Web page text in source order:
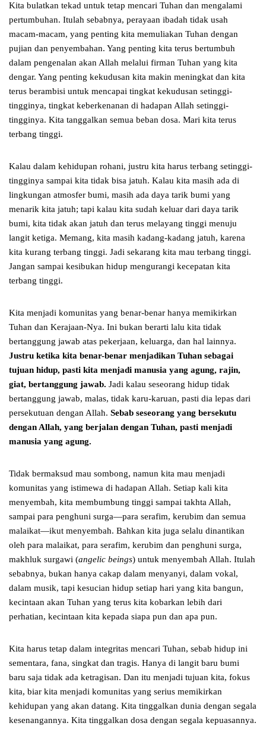
Kita bulatkan tekad untuk tetap mencari Tuhan dan mengalami
pertumbuhan. Itulah sebabnya, perayaan ibadah tidak usah
macam-macam, yang penting kita memuliakan Tuhan dengan
pujian dan penyembahan. Yang penting kita terus bertumbuh
dalam pengenalan akan Allah melalui firman Tuhan yang kita
dengar. Yang penting kekudusan kita makin meningkat dan kita
terus berambisi untuk mencapai tingkat kekudusan setinggi-
tingginya, tingkat keberkenanan di hadapan Allah setinggi-
tingginya. Kita tanggalkan semua beban dosa. Mari kita terus
terbang tinggi.
Kalau dalam kehidupan rohani, justru kita harus terbang setinggi-
tingginya sampai kita tidak bisa jatuh. Kalau kita masih ada di
lingkungan atmosfer bumi, masih ada daya tarik bumi yang
menarik kita jatuh; tapi kalau kita sudah keluar dari daya tarik
bumi, kita tidak akan jatuh dan terus melayang tinggi menuju
langit ketiga. Memang, kita masih kadang-kadang jatuh, karena
kita kurang terbang tinggi. Jadi sekarang kita mau terbang tinggi.
Jangan sampai kesibukan hidup mengurangi kecepatan kita
terbang tinggi.
Kita menjadi komunitas yang benar-benar hanya memikirkan
Tuhan dan Kerajaan-Nya. Ini bukan berarti lalu kita tidak
bertanggung jawab atas pekerjaan, keluarga, dan hal lainnya.
Justru ketika kita benar-benar menjadikan Tuhan sebagai
tujuan hidup, pasti kita menjadi manusia yang agung, rajin,
giat, bertanggung jawab. Jadi kalau seseorang hidup tidak
bertanggung jawab, malas, tidak karu-karuan, pasti dia lepas dari
persekutuan dengan Allah. Sebab seseorang yang bersekutu
dengan Allah, yang berjalan dengan Tuhan, pasti menjadi
manusia yang agung.
Tidak bermaksud mau sombong, namun kita mau menjadi
komunitas yang istimewa di hadapan Allah. Setiap kali kita
menyembah, kita membumbung tinggi sampai takhta Allah,
sampai para penghuni surga—para serafim, kerubim dan semua
malaikat—ikut menyembah. Bahkan kita juga selalu dinantikan
oleh para malaikat, para serafim, kerubim dan penghuni surga,
makhluk surgawi (angelic beings) untuk menyembah Allah. Itulah
sebabnya, bukan hanya cakap dalam menyanyi, dalam vokal,
dalam musik, tapi kesucian hidup setiap hari yang kita bangun,
kecintaan akan Tuhan yang terus kita kobarkan lebih dari
perhatian, kecintaan kita kepada siapa pun dan apa pun.
Kita harus tetap dalam integritas mencari Tuhan, sebab hidup ini
sementara, fana, singkat dan tragis. Hanya di langit baru bumi
baru saja tidak ada ketragisan. Dan itu menjadi tujuan kita, fokus
kita, biar kita menjadi komunitas yang serius memikirkan
kehidupan yang akan datang. Kita tinggalkan dunia dengan segala
kesenangannya. Kita tinggalkan dosa dengan segala kepuasannya.